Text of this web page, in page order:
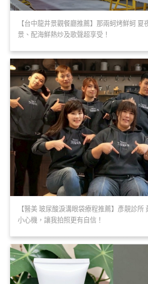
【台中龍井景觀餐廳推薦】那兩蚵烤鮮蚵 夏
景、配海鮮熱炒及歌聲超享受！
【醫美 玻尿酸淚溝眼袋療程推薦】彥靚診所
小心機，讓我拍照更有自信！